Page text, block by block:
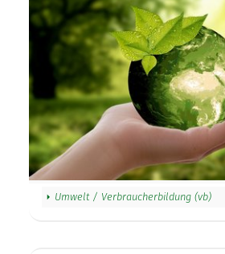
Umwelt / Verbraucherbildung (vb)